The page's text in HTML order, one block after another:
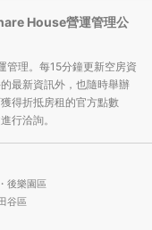
House營運管理公
管理。每15分鐘更新空房資
最新資訊外，也隨時舉辦
得折抵房租的官方點數
行洽詢。
後樂園區
谷區